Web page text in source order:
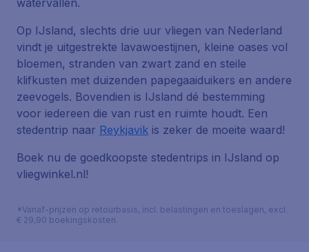
watervallen.
Op IJsland, slechts drie uur vliegen van Nederland
vindt je uitgestrekte lavawoestijnen, kleine oases vol
bloemen, stranden van zwart zand en steile
klifkusten met duizenden papegaaiduikers en andere
zeevogels. Bovendien is IJsland dé bestemming
voor iedereen die van rust en ruimte houdt. Een
stedentrip naar Reykjavik is zeker de moeite waard!
Boek nu de goedkoopste stedentrips in IJsland op
vliegwinkel.nl!
*Vanaf-prijzen op retourbasis, incl. belastingen en toeslagen, excl.
€ 29,90 boekingskosten.